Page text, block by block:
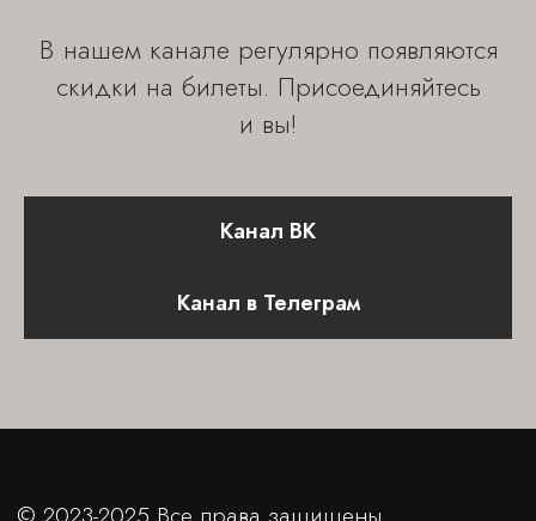
В нашем канале регулярно появляются
скидки на билеты. Присоединяйтесь
и вы!
Канал ВК
Канал в Телеграм